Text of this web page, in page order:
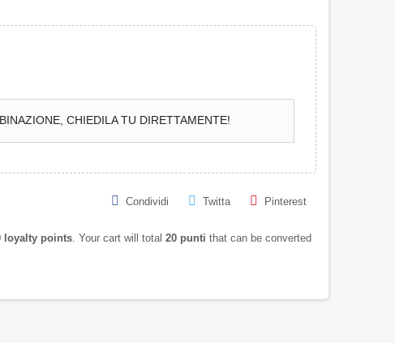
CHIEDILA TU DIRETTAMENTE!
Condividi Twitta Pinterest
loyalty points. Your cart will total 20punti that can be converted